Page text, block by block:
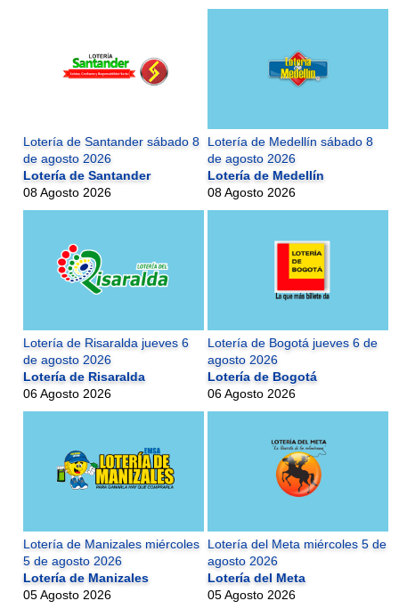
Lotería de Santander sábado 8
de agosto 2026
Lotería de Santander
08 Agosto 2026
Lotería de Medellín sábado 8
de agosto 2026
Lotería de Medellín
08 Agosto 2026
Lotería de Risaralda jueves 6
de agosto 2026
Lotería de Risaralda
06 Agosto 2026
Lotería de Bogotá jueves 6 de
agosto 2026
Lotería de Bogotá
06 Agosto 2026
Lotería de Manizales miércoles
5 de agosto 2026
Lotería de Manizales
05 Agosto 2026
Lotería del Meta miércoles 5 de
agosto 2026
Lotería del Meta
05 Agosto 2026